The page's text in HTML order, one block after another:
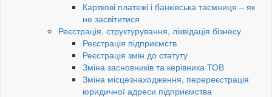
Карткові платежі і банківська таємниця – як
не засвітитися
Реєстрація, структурування, ліквідація бізнесу
Реєстрація підприємств
Реєстрація змін до статуту
Зміна засновників та керівника ТОВ
Зміна місцезнаходження, перереєстрація
юридичної адреси підприємства